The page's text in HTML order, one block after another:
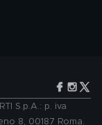
S.p.A.: p. iva
8, 00187 Roma.